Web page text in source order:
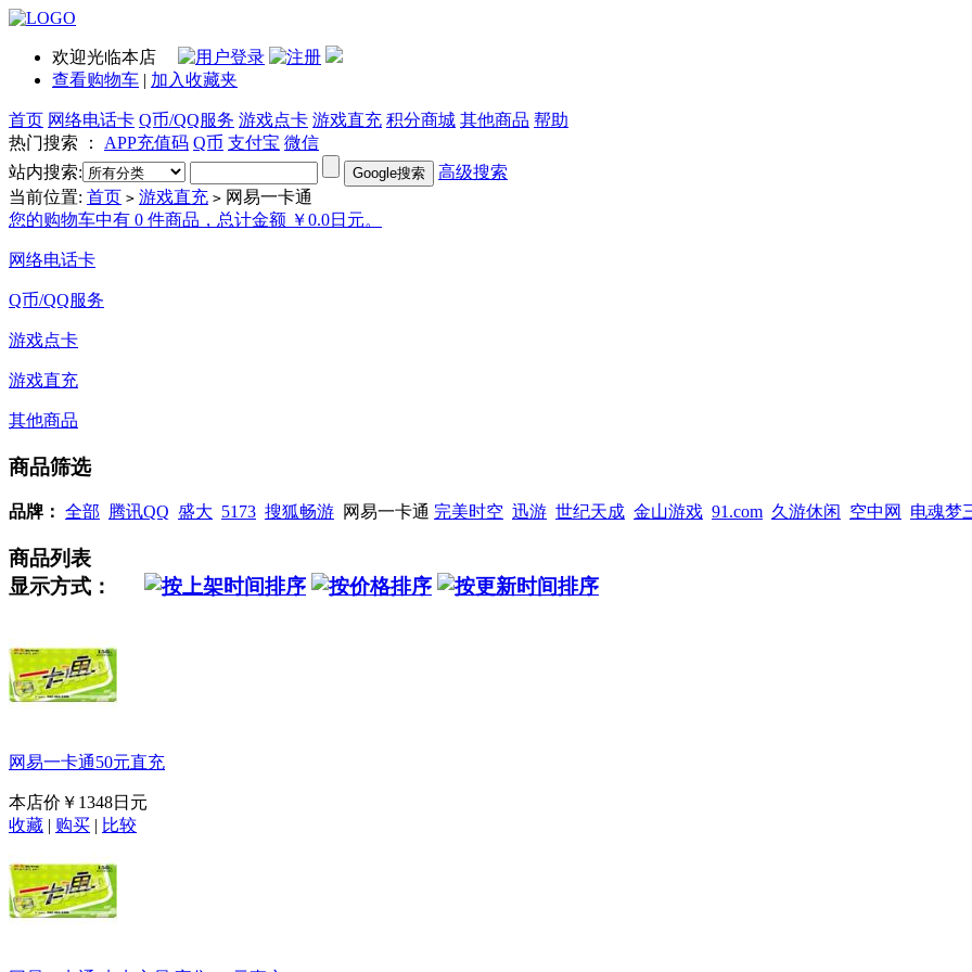
欢迎光临本店
查看购物车 | 加入收藏夹
首页 网络电话卡 Q币/QQ服务 游戏点卡 游戏直充 积分商城 其他商品 帮助
热门搜索 ： APP充值码 Q币 支付宝 微信
站内搜索:
高级搜索
当前位置: 首页 > 游戏直充 > 网易一卡通
您的购物车中有 0 件商品，总计金额 ￥0.0日元。
网络电话卡
Q币/QQ服务
游戏点卡
游戏直充
其他商品
商品筛选
品牌： 全部 腾讯QQ 盛大 5173 搜狐畅游 网易一卡通 完美时空 迅游 世纪天成 金山游戏 91.com 久游休闲 空中网 电魂梦
商品列表
显示方式：
网易一卡通50元直充
本店价 ￥1348日元
收藏 | 购买 | 比较